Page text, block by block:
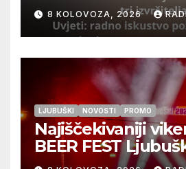
izvršitelja
8 KOLOVOZA, 2026
LJUBUŠKI NOVOSTI PROMO
Najiščekivaniji
BEER FEST
9.kolovoza